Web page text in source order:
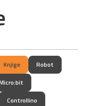
Knjige
Robot
Controllino